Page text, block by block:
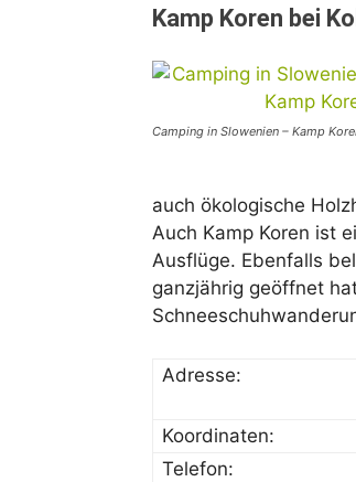
Kamp Koren bei
Camping in Slowenien – Kamp
auch ökologische
Auch Kamp Koren ist
Ausflüge. Ebenfalls
ganzjährig geöffnet
Adresse:
Koordinaten:
Telefon: